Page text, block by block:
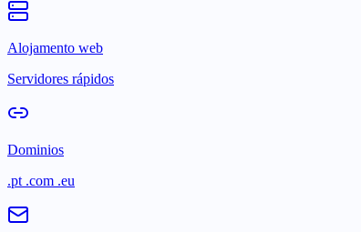
Alojamento web
Servidores rápidos
Dominios
.pt .com .eu